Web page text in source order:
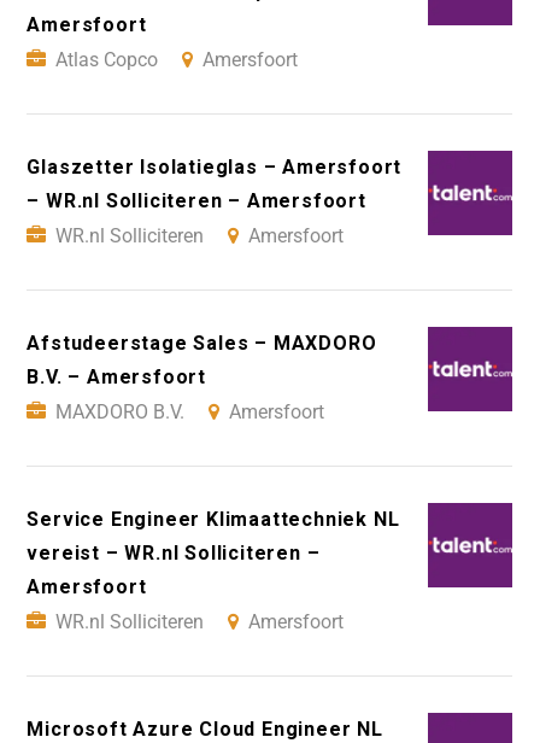
Amersfoort
Atlas Copco
Amersfoort
Glaszetter Isolatieglas – Amersfoort
– WR.nl Solliciteren – Amersfoort
WR.nl Solliciteren
Amersfoort
Afstudeerstage Sales – MAXDORO
B.V. – Amersfoort
MAXDORO B.V.
Amersfoort
Service Engineer Klimaattechniek NL
vereist – WR.nl Solliciteren –
Amersfoort
WR.nl Solliciteren
Amersfoort
Microsoft Azure Cloud Engineer NL